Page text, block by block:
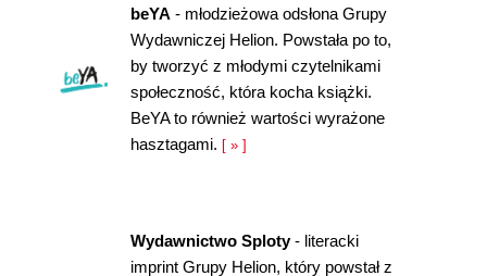
beYA - młodzieżowa odsłona Grupy
Wydawniczej Helion. Powstała po to,
by tworzyć z młodymi czytelnikami
społeczność, która kocha książki.
BeYA to również wartości wyrażone
hasztagami.
[ » ]
Wydawnictwo Sploty- literacki
imprint Grupy Helion, który powstał z